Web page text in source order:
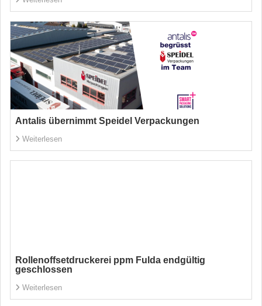
Antalis übernimmt Speidel Verpackungen
Weiterlesen
Rollenoffsetdruckerei ppm Fulda endgültig
geschlossen
Weiterlesen